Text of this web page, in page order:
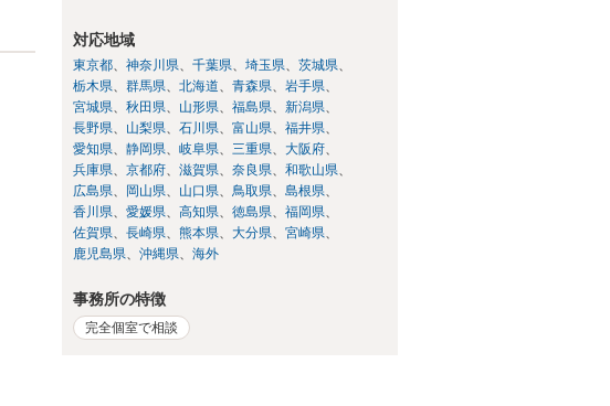
対応地域
東京都 神奈川県 千葉県 埼玉県
茨城県
栃木県
群馬県 北海道 青森県
岩手県
宮城県
秋田県 山形県 福島県
新潟県
長野県
山梨県 石川県 富山県
福井県
愛知県
静岡県 岐阜県 三重県
大阪府
兵庫県
京都府 滋賀県 奈良県
和歌山県
広島県
岡山県 山口県 鳥取県
島根県
香川県
愛媛県 高知県 徳島県
福岡県
佐賀県
長崎県 熊本県 大分県
宮崎県
鹿児島県
沖縄県 海外
事務所の特徴
完全個室で相談